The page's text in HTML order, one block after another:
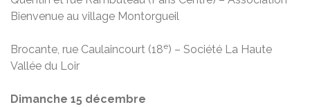
Bienvenue au village Montorgueil
Brocante, rue Caulaincourt (18e) – Société La Haute
Vallée du Loir
Dimanche 15 décembre